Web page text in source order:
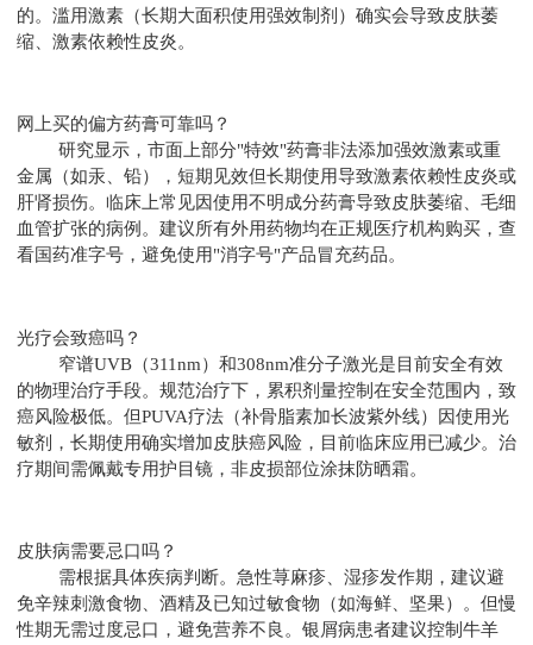
的。滥用激素（长期大面积使用强效制剂）确实会导致皮肤萎
缩、激素依赖性皮炎。
网上买的偏方药膏可靠吗？
研究显示，市面上部分"特效"药膏非法添加强效激素或重
金属（如汞、铅），短期见效但长期使用导致激素依赖性皮炎或
肝肾损伤。临床上常见因使用不明成分药膏导致皮肤萎缩、毛细
血管扩张的病例。建议所有外用药物均在正规医疗机构购买，查
看国药准字号，避免使用"消字号"产品冒充药品。
光疗会致癌吗？
窄谱UVB（311nm）和308nm准分子激光是目前安全有效
的物理治疗手段。规范治疗下，累积剂量控制在安全范围内，致
癌风险极低。但PUVA疗法（补骨脂素加长波紫外线）因使用光
敏剂，长期使用确实增加皮肤癌风险，目前临床应用已减少。治
疗期间需佩戴专用护目镜，非皮损部位涂抹防晒霜。
皮肤病需要忌口吗？
需根据具体疾病判断。急性荨麻疹、湿疹发作期，建议避
免辛辣刺激食物、酒精及已知过敏食物（如海鲜、坚果）。但慢
性期无需过度忌口，避免营养不良。银屑病患者建议控制牛羊